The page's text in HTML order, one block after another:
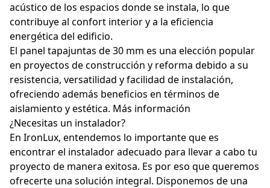
Proyectos
Instalaciones
acústico de los espacios donde se instala, lo que
contribuye al confort interior y a la eficiencia
energética del edificio.
El panel tapajuntas de 30 mm es una elección popular
en proyectos de construcción y reforma debido a su
resistencia, versatilidad y facilidad de instalación,
ofreciendo además beneficios en términos de
aislamiento y estética. Más información
¿Necesitas un instalador?
En IronLux, entendemos lo importante que es
encontrar el instalador adecuado para llevar a cabo tu
proyecto de manera exitosa. Es por eso que queremos
ofrecerte una solución integral. Disponemos de una